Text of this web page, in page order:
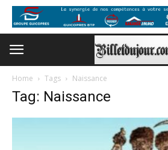
Home Tags Naissance
Tag: Naissance